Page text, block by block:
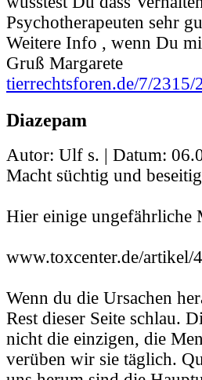
Psychotherapeuten sehr
Weitere Info , wenn Du
Gruß Margarete
tierrechtsforen.de/7/2315/
Diazepam
Autor: Ulf s. | Datum:
Macht süchtig und
Hier einige ungefährliche
www.toxcenter.de/artikel/
Wenn du die Ursachen
Rest dieser Seite schlau.
nicht die einzigen, die
verüben wir sie täglich.